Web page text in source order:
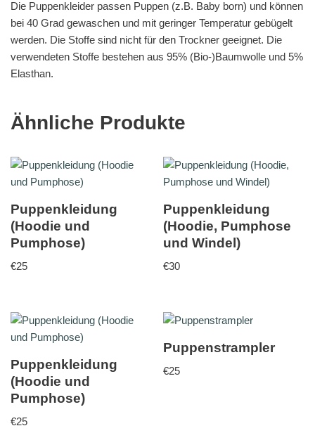
Die Puppenkleider passen Puppen (z.B. Baby born) und können
bei 40 Grad gewaschen und mit geringer Temperatur gebügelt
werden. Die Stoffe sind nicht für den Trockner geeignet. Die
verwendeten Stoffe bestehen aus 95% (Bio-)Baumwolle und 5%
Elasthan.
Ähnliche Produkte
Puppenkleidung
(Hoodie und
Pumphose)
€25
Puppenkleidung
(Hoodie, Pumphose
und Windel)
€30
Puppenkleidung
(Hoodie und
Pumphose)
€25
Puppenstrampler
€25